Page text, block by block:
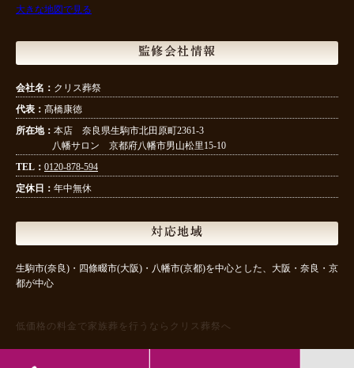
大きな地図で見る
監修会社情報
会社名： クリス葬祭
代表： 髙橋康徳
所在地： 本店 奈良県生駒市北田原町2361-3
八幡サロン 京都府八幡市男山松里15-10
TEL： 0120-878-594
定休日： 年中無休
対応地域
生駒市(奈良)・四條畷市(大阪)・八幡市(京都)を中心とした、大阪・奈良・京
都が中心
低価格の料金で家族葬を行うならクリス葬祭へ